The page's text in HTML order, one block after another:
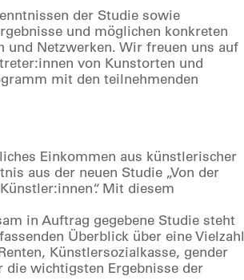
der Studie sowie
und möglichen konkreten
und Netzwerken. Wir freuen uns auf
von Kunstorten und
mit den teilnehmenden
Einkommen aus künstlerischer
aus der neuen Studie „Von der
Mit diesem
in Auftrag gegebene Studie steht
Überblick über eine Vielzahl
Künstlersozialkasse, gender
wichtigsten Ergebnisse der